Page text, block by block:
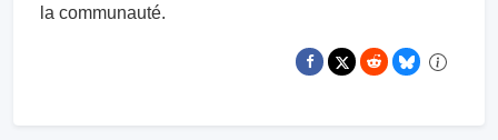
la communauté.